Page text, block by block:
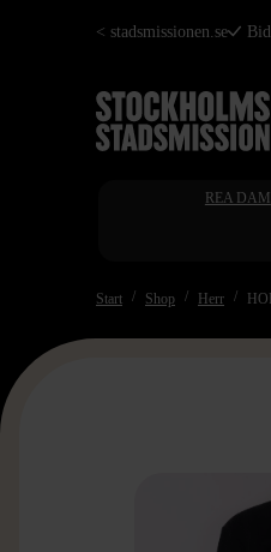
Hoppa< stadsmissionen.se
REA DAM
Start Shop Herr